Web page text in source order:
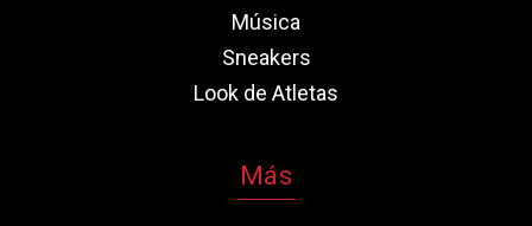
Música
Sneakers
Look de Atletas
Más